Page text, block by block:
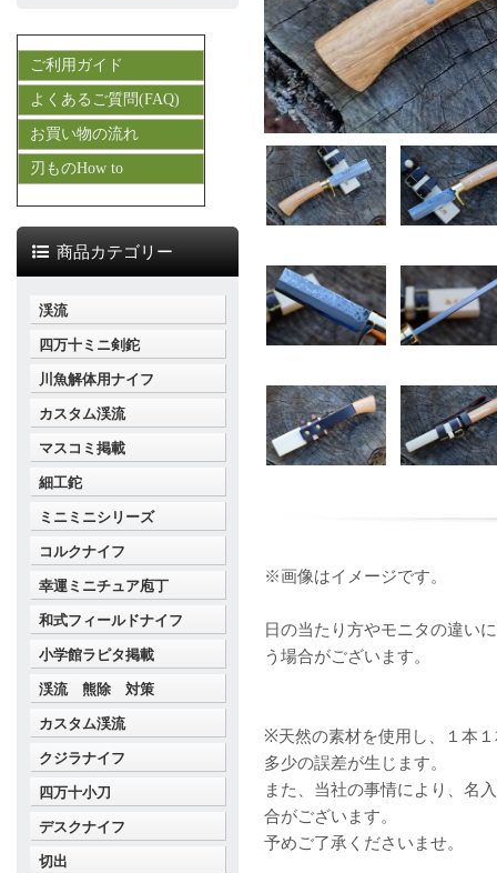
※画像はイメージです。
日の当たり方やモニタの違い
う場合がございます。
※天然の素材を使用し、１本
多少の誤差が生じます。
また、当社の事情により、名
合がございます。
予めご了承くださいませ。
ご利用ガイド
よくあるご質問(FAQ)
お買い物の流れ
刃ものHow to
商品カテゴリー
渓流
四万十ミニ剣鉈
川魚解体用ナイフ
カスタム渓流
マスコミ掲載
細工鉈
ミニミニシリーズ
コルクナイフ
幸運ミニチュア庖丁
和式フィールドナイフ
小学館ラピタ掲載
渓流 熊除 対策
カスタム渓流
クジラナイフ
四万十小刀
デスクナイフ
切出